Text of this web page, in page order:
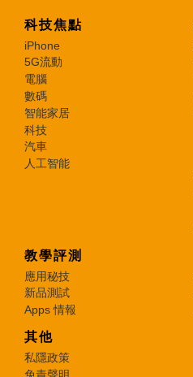
科技焦點
iPhone
5G流動
電腦
數碼
智能家居
科技
汽車
人工智能
教學評測
應用秘技
新品測試
Apps 情報
其他
私隱政策